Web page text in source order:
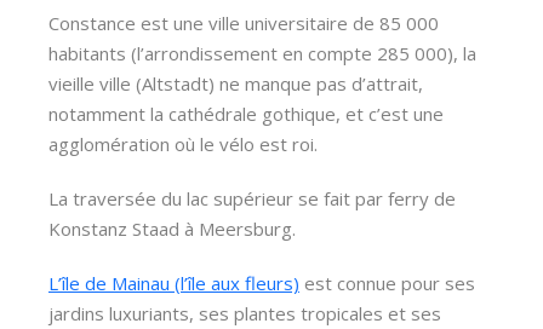
Constance est une ville universitaire de 85 000
habitants (l’arrondissement en compte 285 000), la
vieille ville (Altstadt) ne manque pas d’attrait,
notamment la cathédrale gothique, et c’est une
agglomération où le vélo est roi.
La traversée du lac supérieur se fait par ferry de
Konstanz Staad à Meersburg.
L’île de Mainau (l’île aux fleurs) est connue pour ses
jardins luxuriants, ses plantes tropicales et ses